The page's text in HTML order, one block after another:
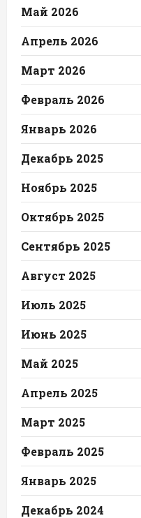
Май 2026
Апрель 2026
Март 2026
Февраль 2026
Январь 2026
Декабрь 2025
Ноябрь 2025
Октябрь 2025
Сентябрь 2025
Август 2025
Июль 2025
Июнь 2025
Май 2025
Апрель 2025
Март 2025
Февраль 2025
Январь 2025
Декабрь 2024